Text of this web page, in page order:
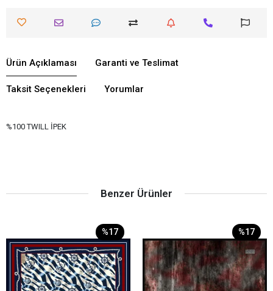
Ürün Açıklaması Garanti ve Teslimat
Taksit Seçenekleri Yorumlar
%100 TWILL İPEK
Benzer Ürünler
%17 %17